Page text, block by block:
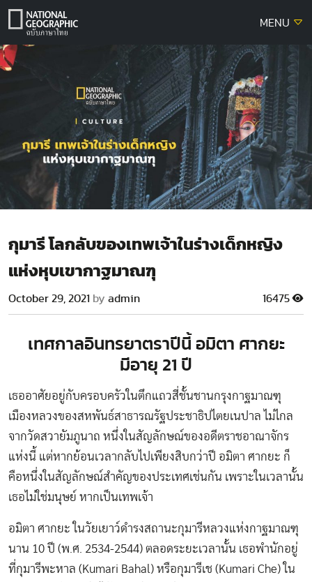
Skip
MENU
กุมารี โลกลับของเทพเจ้าในร่างเด็กหญิง
แห่งหุบเขากาฐมาณฑุ
October 29, 2021 by admin 16475
เทศกาลอินทรยาตราปีนี้ อมิตา ศากยะ
มีอายุ 21 ปี
เธออาศัยอยู่กับครอบครัวในตึกแถวสี่ชั้นชานกรุงกาฐมาณฑุ
เมืองหลวงของสหพันธ์สาธารณรัฐประชาธิปไตยเนปาล ไม่ไกล
จากวัดสวายัมภูนาถ หนึ่งในสัญลักษณ์ของอดีตราชอาณาจักร
แห่งนี้ แต่หากย้อนเวลากลับไปเพียงสิบกว่าปี อมิตา ศากยะ ก็
คือหนึ่งในสัญลักษณ์สำคัญของประเทศเช่นกัน เพราะในเวลานั้น
เธอไม่ใช่มนุษย์ หากเป็นเทพเจ้า
อมิตา ศากยะ ในวัยเยาว์ดำรงสถานะกุมารีหลวงแห่งกาฐมาณฑุ
นาน 10 ปี (พ.ศ. 2534-2544) ตลอดระยะเวลานั้น เธอพำนักอยู่
ที่กุมารีพะหาล (Kumari Bahal) หรือกุมารีเช (Kumari Che) ใน